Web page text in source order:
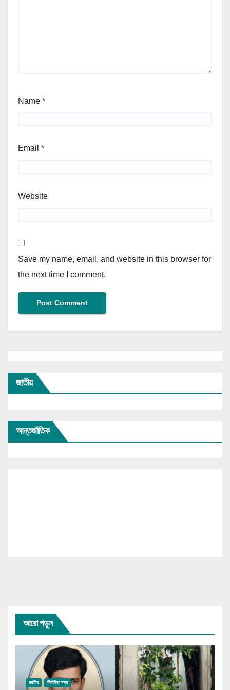
Name *
Email *
Website
Save my name, email, and website in this browser for
the next time I comment.
জাতীয়
আন্তর্জাতিক
আরো পড়ুন
জাতীয় নির্বাচিত সময়